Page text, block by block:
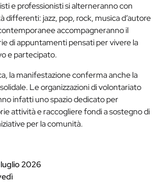
e professionisti si alterneranno con
differenti: jazz, pop, rock, musica d’autore
accompagneranno il
di appuntamenti pensati per vivere la
e partecipato.
la manifestazione conferma anche la
Le organizzazioni di volontariato
infatti uno spazio dedicato per
attività e raccogliere fondi a sostegno di
per la comunità.
luglio 2026